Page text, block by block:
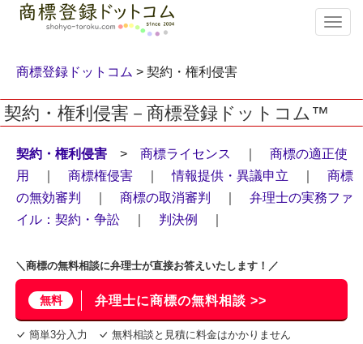
T
o
e
v
i
g
a
商標登録ドットコム > 契約・権利侵害
契約・権利侵害－商標登録ドットコム™
契約・権利侵害 > 商標ライセンス
商標の適正使
用
商標権侵害 ｜情報提供・異議申立
商標
の無効審判
商標の取消審判
弁理士の実務ファ
イル：契約・争訟
判決例
＼商標の無料相談に弁理士が直接お答えいたします！／
無料 弁理士に商標の無料相談 >>
簡単3分入力
無料相談と見積に料金はかかりません